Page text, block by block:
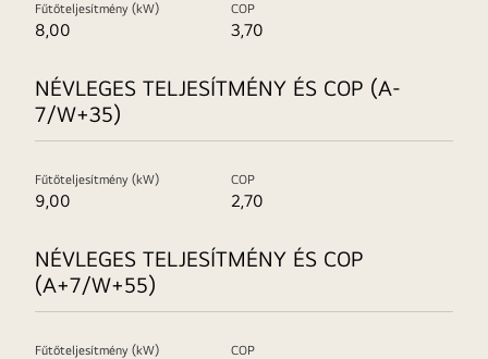
Fűtőteljesítmény (kW)
8,00
COP
3,70
NÉVLEGES TELJESÍTMÉNY ÉS COP (A-
7/W+35)
Fűtőteljesítmény (kW)
9,00
COP
2,70
NÉVLEGES TELJESÍTMÉNY ÉS COP
(A+7/W+55)
Fűtőteljesítmény (kW) COP